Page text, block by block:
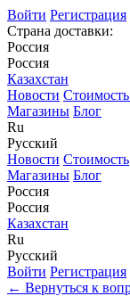
Войти Регистрация
Страна доставки:
Россия
Россия
Казахстан
Новости
Магазины Блог
Ru
Русский
Новости Стоимость
Магазины Блог
Россия
Россия
Казахстан
Ru
Русский
Войти Регистрация
← Вернуться к